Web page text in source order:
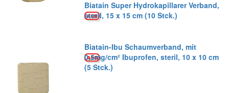
Biatain Super Hydrokapillarer Verband,
steril, 15 x 15 cm (10 Stck.)
Biatain-Ibu Schaumverband, mit
0,5mg/cm² Ibuprofen, steril, 10 x 10 cm
(5 Stck.)